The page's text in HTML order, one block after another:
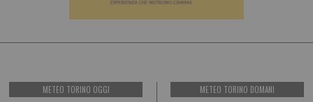
METEO TORINO OGGI METEO TORINO DOMANI